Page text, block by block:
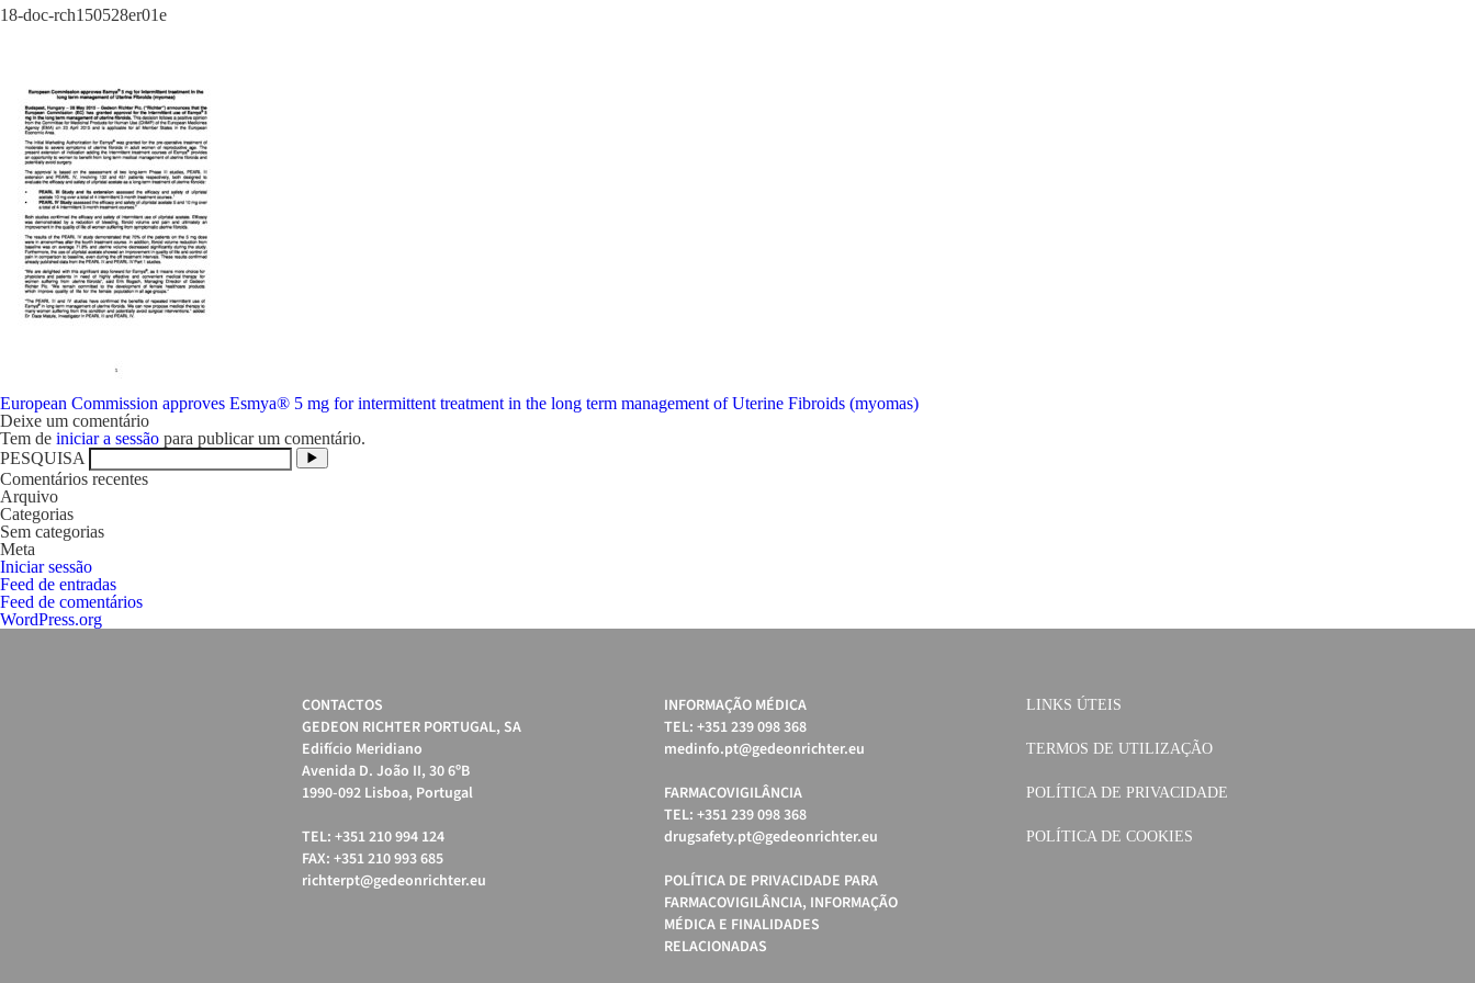
18-doc-rch150528er01e
Navegação
de
artigos
European Commission approves Esmya® 5 mg for intermittent treatment in the long term management of Uterine Fibroids (myomas)
Deixe um comentário
Tem de iniciar a sessão para publicar um comentário.
PESQUISA
Comentários recentes
Arquivo
Categorias
Sem categorias
Meta
Iniciar sessão
Feed de entradas
Feed de comentários
WordPress.org
CONTACTOS
GEDEON RICHTER PORTUGAL, SA
Edifício Meridiano
Avenida D. João II, 30 6ºB
1990-092 Lisboa, Portugal
TEL: +351 210 994 124
FAX: +351 210 993 685
richterpt@gedeonrichter.eu
INFORMAÇÃO MÉDICA
TEL: +351 239 098 368
medinfo.pt@gedeonrichter.eu
FARMACOVIGILÂNCIA
TEL: +351 239 098 368
drugsafety.pt@gedeonrichter.eu
POLÍTICA DE PRIVACIDADE PARA
FARMACOVIGILÂNCIA, INFORMAÇÃO
MÉDICA E FINALIDADES
RELACIONADAS
LINKS ÚTEIS
TERMOS DE UTILIZAÇÃO
POLÍTICA DE PRIVACIDADE
POLÍTICA DE COOKIES